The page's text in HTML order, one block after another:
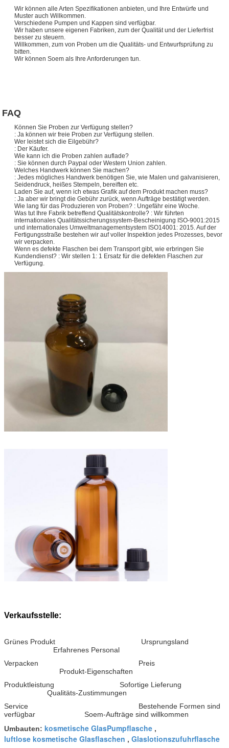
Wir können alle Arten Spezifikationen anbieten, und Ihre Entwürfe und
Muster auch Willkommen.
Verschiedene Pumpen und Kappen sind verfügbar.
Wir haben unsere eigenen Fabriken, zum der Qualität und der Lieferfrist
besser zu steuern.
Willkommen, zum von Proben um die Qualitäts- und Entwurfsprüfung zu
bitten.
Wir können Soem als Ihre Anforderungen tun.
FAQ
Können Sie Proben zur Verfügung stellen?
: Ja können wir freie Proben zur Verfügung stellen.
Wer leistet sich die Eilgebühr?
: Der Käufer.
Wie kann ich die Proben zahlen auflade?
: Sie können durch Paypal oder Western Union zahlen.
Welches Handwerk können Sie machen?
: Jedes mögliches Handwerk benötigen Sie, wie Malen und galvanisieren,
Seidendruck, heißes Stempeln, bereiften etc.
Laden Sie auf, wenn ich etwas Grafik auf dem Produkt machen muss?
: Ja aber wir bringt die Gebühr zurück, wenn Aufträge bestätigt werden.
Wie lang für das Produzieren von Proben? : Ungefähr eine Woche.
Was tut Ihre Fabrik betreffend Qualitätskontrolle? : Wir führten
internationales Qualitätssicherungssystem-Bescheinigung ISO-9001:2015
und internationales Umweltmanagementsystem ISO14001: 2015. Auf der
Fertigungsstraße bestehen wir auf voller Inspektion jedes Prozesses, bevor
wir verpacken.
Wenn es defekte Flaschen bei dem Transport gibt, wie erbringen Sie
Kundendienst? : Wir stellen 1: 1 Ersatz für die defekten Flaschen zur
Verfügung.
Verkaufsstelle:
Grünes Produkt Ursprungsland
Erfahrenes Personal
Verpacken Preis
Produkt-Eigenschaften
Produktleistung Sofortige Lieferung
Qualitäts-Zustimmungen
Service Bestehende Formen sind
verfügbar Soem-Aufträge sind willkommen
Umbauten: kosmetische GlasPumpflasche ,
luftlose kosmetische Glasflaschen , Glaslotionszufuhrflasche